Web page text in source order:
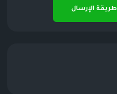
طريقة الإرسال